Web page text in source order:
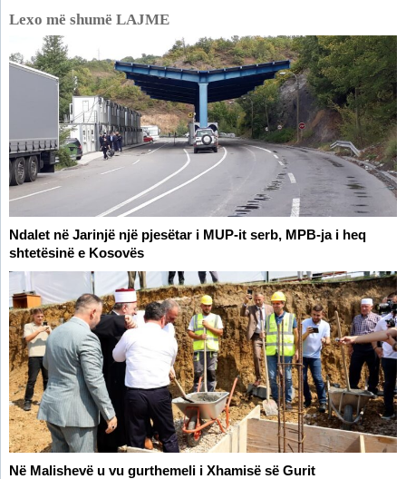
Lexo më shumë LAJME
Ndalet në Jarinjë një pjesëtar i MUP-it serb, MPB-ja i heq
shtetësinë e Kosovës
Në Malishevë u vu gurthemeli i Xhamisë së Gurit